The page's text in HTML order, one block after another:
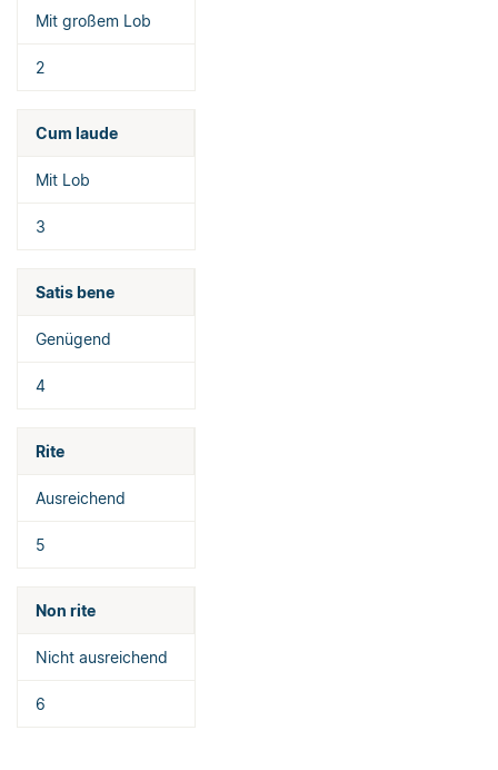
Mit großem Lob
2
Cum laude
Mit Lob
3
Satis bene
Genügend
4
Rite
Ausreichend
5
Non rite
Nicht ausreichend
6